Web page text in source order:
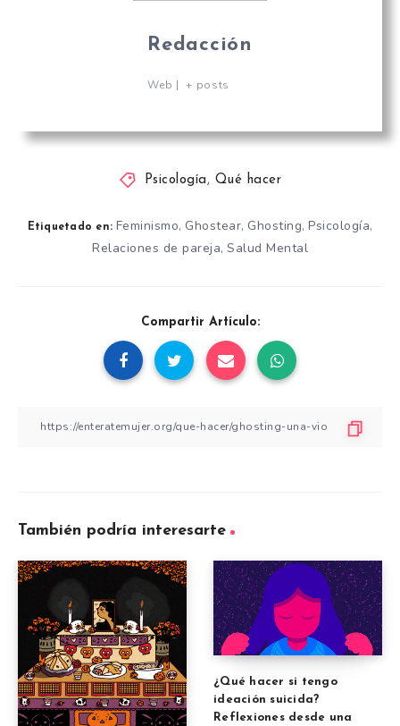
Redacción
Web | + posts
Psicología , Qué hacer
Etiquetado en: Feminismo, Ghostear, Ghosting, Psicología,
Relaciones de pareja, Salud Mental
Compartir Artículo:
También podría interesarte
¿Qué hacer si tengo
ideación suicida?
Reflexiones desde una